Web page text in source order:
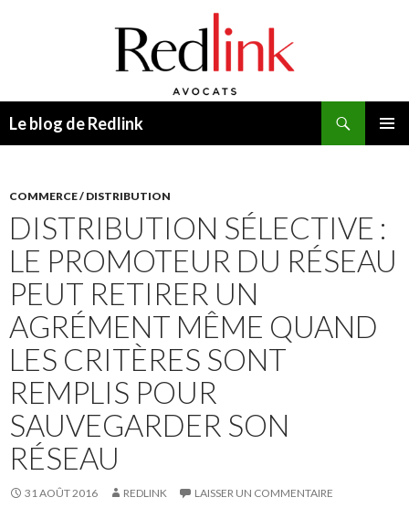
Le blog de Redlink
COMMERCE / DISTRIBUTION
DISTRIBUTION SÉLECTIVE :
LE PROMOTEUR DU RÉSEAU
PEUT RETIRER UN
AGRÉMENT MÊME QUAND
LES CRITÈRES SONT
REMPLIS POUR
SAUVEGARDER SON
RÉSEAU
31 AOÛT 2016 REDLINK LAISSER UN COMMENTAIRE